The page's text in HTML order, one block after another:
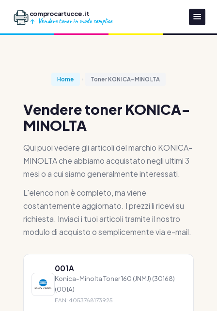
comprocartucce.it
Vendere toner in modo semplice
Home Toner KONICA-MINOLTA
Vendere toner KONICA-
MINOLTA
Qui puoi vedere gli articoli del marchio KONICA-
MINOLTA che abbiamo acquistato negli ultimi 3
mesi o a cui siamo generalmente interessati.
L'elenco non è completo, ma viene
costantemente aggiornato. I prezzi li ricevi su
richiesta. Inviaci i tuoi articoli tramite il nostro
modulo di acquisto o semplicemente via e-mail.
001A
Konica-Minolta Toner 160 (JNMJ) (30168)
(001A)
EAN: 4053768173925